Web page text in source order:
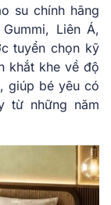
su chính hãng
Liên Á,
tuyển chọn kỹ
khắt khe về độ
giúp bé yêu có
từ những năm